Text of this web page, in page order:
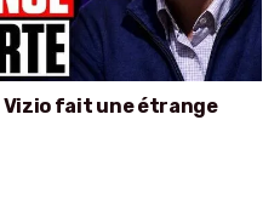
Vizio fait une étrange